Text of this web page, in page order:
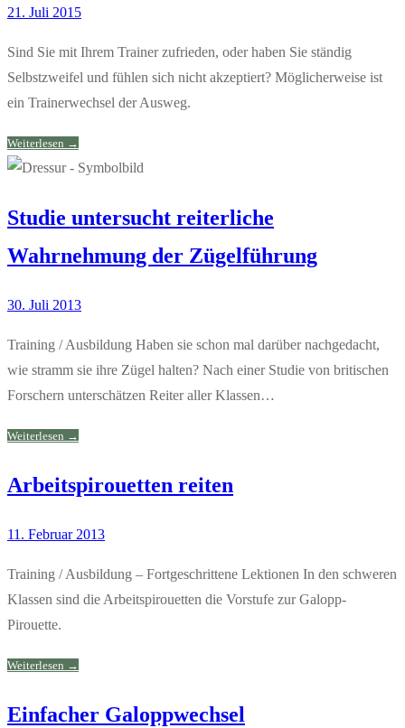
21. Juli 2015
Sind Sie mit Ihrem Trainer zufrieden, oder haben Sie ständig
Selbstzweifel und fühlen sich nicht akzeptiert? Möglicherweise ist
ein Trainerwechsel der Ausweg.
Weiterlesen →
Studie untersucht reiterliche
Wahrnehmung der Zügelführung
30. Juli 2013
Training / Ausbildung Haben sie schon mal darüber nachgedacht,
wie stramm sie ihre Zügel halten? Nach einer Studie von britischen
Forschern unterschätzen Reiter aller Klassen…
Weiterlesen →
Arbeitspirouetten reiten
11. Februar 2013
Training / Ausbildung – Fortgeschrittene Lektionen In den schweren
Klassen sind die Arbeitspirouetten die Vorstufe zur Galopp-
Pirouette.
Weiterlesen →
Einfacher Galoppwechsel